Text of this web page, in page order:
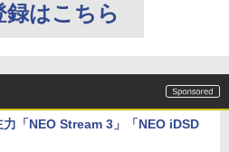
録はこちら
「NEO Stream 3」「NEO iDSD